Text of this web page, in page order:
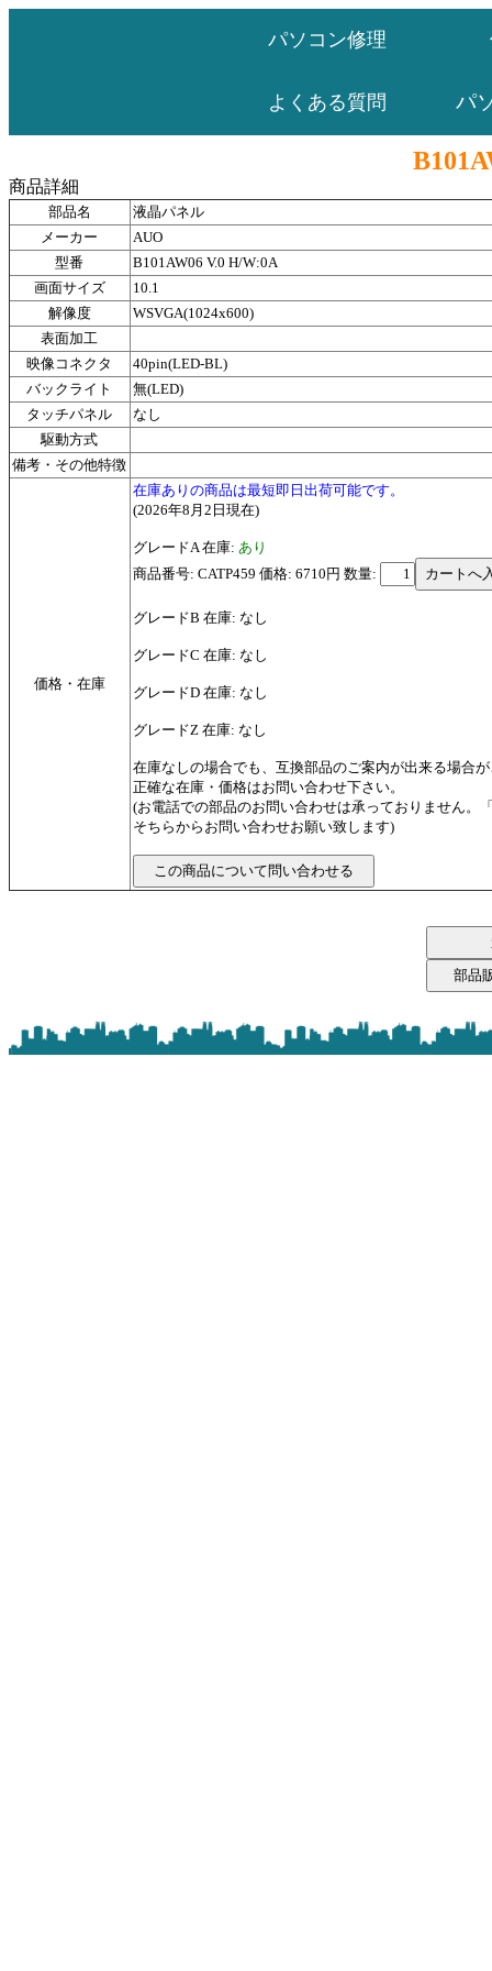
パソコン修理
よくある質問 パ
商品詳細
部品名
液晶パネル
メーカー
AUO
型番
B101AW06 V.0 H/W:0A
画面サイズ
10.1
解像度
WSVGA(1024x600)
表面加工
映像コネクタ
40pin(LED-BL)
バックライト
無(LED)
タッチパネル
なし
駆動方式
備考・その他特徴
価格・在庫
在庫ありの商品は最短即日出荷可能です。
(2026年8月2日現在)
グレードA 在庫: あり
商品番号: CATP459 価格: 6710円 数量:
グレードB 在庫: なし
グレードC 在庫: なし
グレードD 在庫: なし
グレードZ 在庫: なし
在庫なしの場合でも、互換部品のご案内が出来る場合
正確な在庫・価格はお問い合わせ下さい。
(お電話での部品のお問い合わせは承っておりません。
そちらからお問い合わせお願い致します)